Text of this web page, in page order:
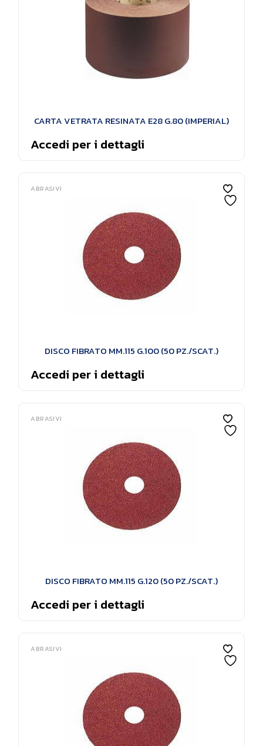
CARTA VETRATA RESINATA E28 G.80 (IMPERIAL)
Accedi per i dettagli
ABRASIVI
DISCO FIBRATO MM.115 G.100 (50 PZ./SCAT.)
Accedi per i dettagli
ABRASIVI
DISCO FIBRATO MM.115 G.120 (50 PZ./SCAT.)
Accedi per i dettagli
ABRASIVI